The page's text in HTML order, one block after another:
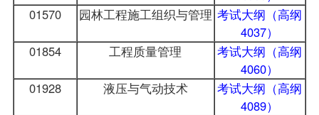
01570
园林工程施工组织与管理 考试大纲（高纲
4037）
01854
工程质量管理
考试大纲（高纲
4060）
01928
液压与气动技术
考试大纲（高纲
4089）